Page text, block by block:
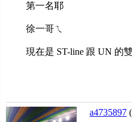
第一名耶
徐一哥ㄟ
現在是 ST-line 跟 UN 的
a4735897